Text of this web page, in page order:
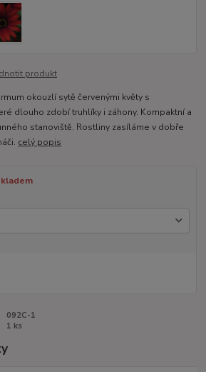
produkt
okouzlí sytě červenými květy s
dlouho zdobí truhlíky i záhony. Kompaktní a
stanoviště. Rostliny zasíláme v dobře
celý popis
092C-1
1 ks